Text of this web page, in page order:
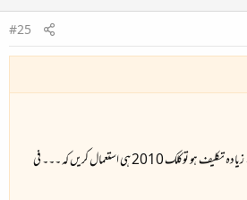
#25
۔۔۔ کیلئے ذاتی پیغام میں رجوع کریں۔ زیادہ تکلیف ہو توکلک 2010 ہی استعمال کریں کہ ۔۔۔ فی